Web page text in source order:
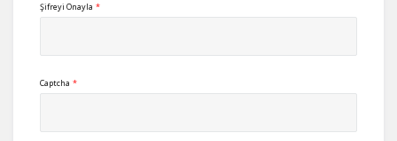
Şifreyi Onayla *
Captcha *